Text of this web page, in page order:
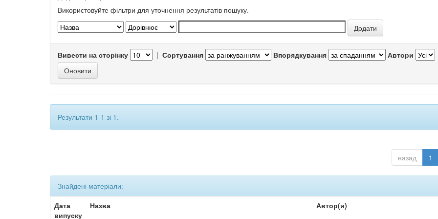
Використовуйте фільтри для уточнення результатів пошуку.
Вивести на сторінку | Сортування Впорядкування Автори
Результати 1-1 зі 1.
назад 1
Знайдені матеріали:
Дата
випуску
Назва Автор(и)